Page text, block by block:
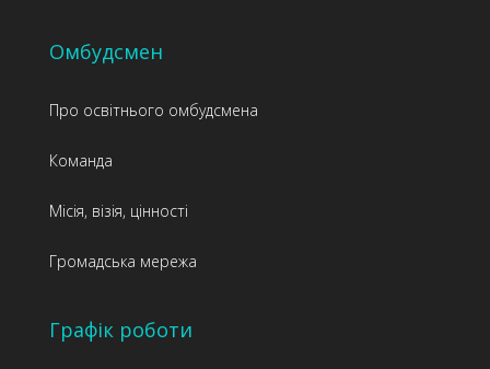
Омбудсмен
Про освітнього омбудсмена
Команда
Місія, візія, цінності
Громадська мережа
Графік роботи